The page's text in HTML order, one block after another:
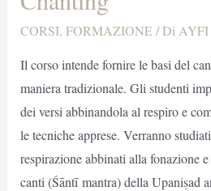
CORSI, FORMAZIONE/ Di AYFI
Il corso intende fornire le basi del
maniera tradizionale. Gli studenti
dei versi abbinandola al respiro e
le tecniche apprese. Verranno
respirazione abbinati alla fonazione
canti (Śāntī mantra) della Upaniṣad